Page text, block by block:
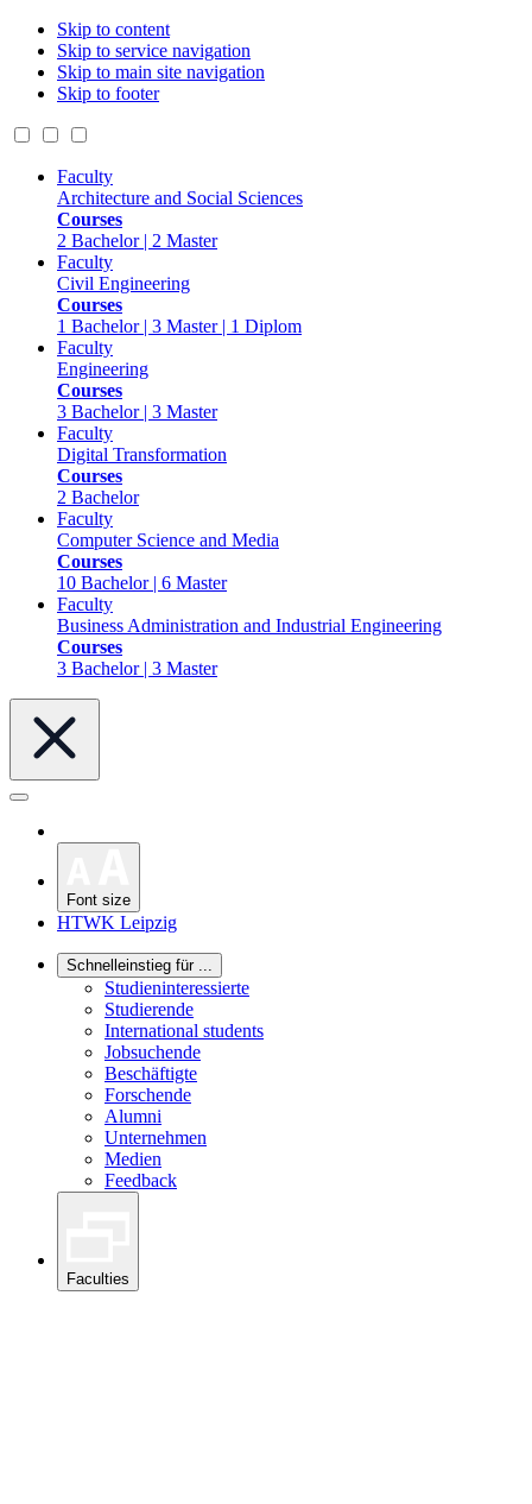
Skip to content
Skip to service navigation
Skip to main site navigation
Skip to footer
Faculty
Architecture and Social Sciences
Courses
2 Bachelor | 2 Master
Faculty
Civil Engineering
Courses
1 Bachelor | 3 Master | 1 Diplom
Faculty
Engineering
Courses
3 Bachelor | 3 Master
Faculty
Digital Transformation
Courses
2 Bachelor
Faculty
Computer Science and Media
Courses
10 Bachelor | 6 Master
Faculty
Business Administration and Industrial Engineering
Courses
3 Bachelor | 3 Master
Font size
HTWK Leipzig
Schnelleinstieg für ...
Studieninteressierte
Studierende
International students
Jobsuchende
Beschäftigte
Forschende
Alumni
Unternehmen
Medien
Feedback
Faculties